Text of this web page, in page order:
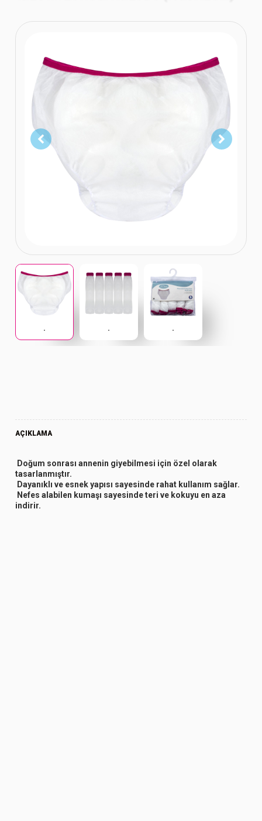
. . .
AÇIKLAMA
Doğum sonrası annenin giyebilmesi için özel olarak
tasarlanmıştır.
Dayanıklı ve esnek yapısı sayesinde rahat kullanım sağlar.
Nefes alabilen kumaşı sayesinde teri ve kokuyu en aza
indirir.